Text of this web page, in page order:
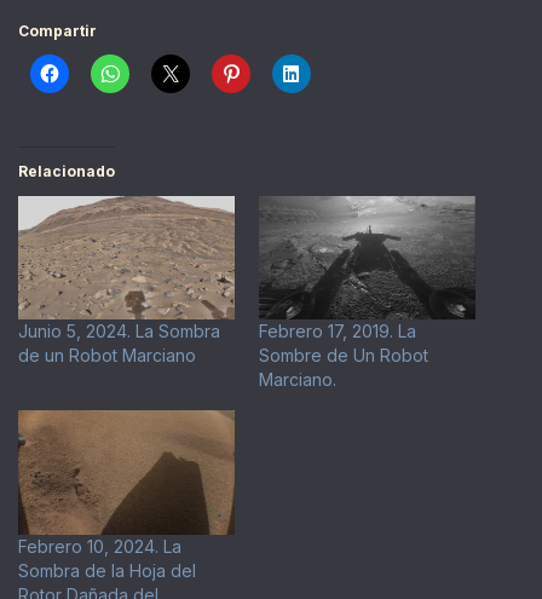
Compartir
Relacionado
Junio 5, 2024. La Sombra
de un Robot Marciano
Febrero 17, 2019. La
Sombre de Un Robot
Marciano.
Febrero 10, 2024. La
Sombra de la Hoja del
Rotor Dañada del